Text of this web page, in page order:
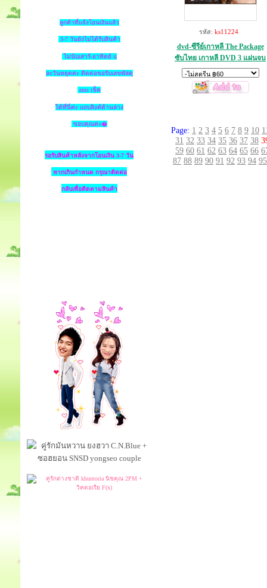
ลูกค้าที่แจ้งโอนเงินแล้ว
3-7 วันยังไม่ได้รับสินค้า
ไม่นับเสาร์-อาทิตย์ แ
ละวันหยุดค่ะ ติดต่อขอรับเลขพัสดุ
ems เช็ค
ได้ที่นี่ค่ะ แถบลิงค์ด้านล่าง
ขอบคุณค่ะ�
รอรับสินค้าหลังจากโอนเงิน 3-7 วัน
หากเกินกำหนด กรุณาติดต่อ
กลับเพื่อติดตามสินค้า
รหัส: ks11224
dvd-ซีรีย์เกาหลี The Package
ซับไทย เกาหลี DVD 3 แผ่นจบ
Page: 1 2 3 4 5 6 7 8 9 10
31 32 33 34 35 36 37 38
59 60 61 62 63 64 65 66
87 88 89 90 91 92 93 94 95